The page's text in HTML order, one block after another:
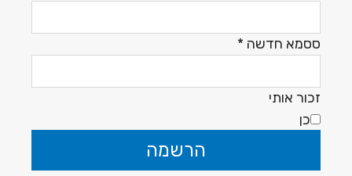
ססמא חדשה *
זכור אותי
כן
הרשמה